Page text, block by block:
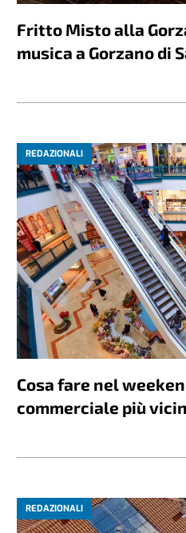
Fritto Misto alla
musica a Gorzano di
REDAZIONALI
Cosa fare nel
commerciale più
REDAZIONALI